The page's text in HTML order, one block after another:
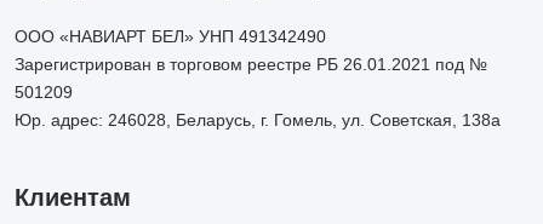
ООО «НАВИАРТ БЕЛ» УНП 491342490
Зарегистрирован в торговом реестре РБ 26.01.2021 под №
501209
Юр. адрес: 246028, Беларусь, г. Гомель, ул. Советская, 138а
Клиентам